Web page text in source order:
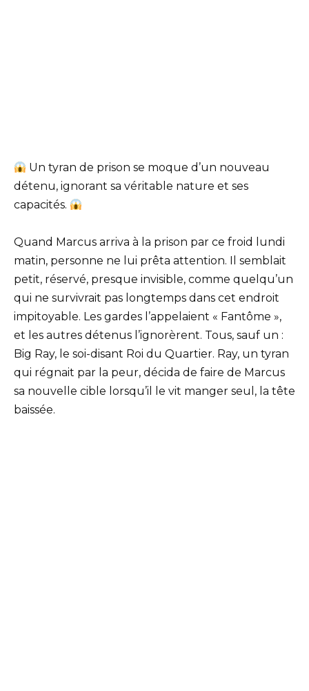
Un tyran de prison se moque d’un nouveau
détenu, ignorant sa véritable nature et ses
capacités.
Quand Marcus arriva à la prison par ce froid lundi
matin, personne ne lui prêta attention. Il semblait
petit, réservé, presque invisible, comme quelqu’un
qui ne survivrait pas longtemps dans cet endroit
impitoyable. Les gardes l’appelaient « Fantôme »,
et les autres détenus l’ignorèrent. Tous, sauf un :
Big Ray, le soi-disant Roi du Quartier. Ray, un tyran
qui régnait par la peur, décida de faire de Marcus
sa nouvelle cible lorsqu’il le vit manger seul, la tête
baissée.